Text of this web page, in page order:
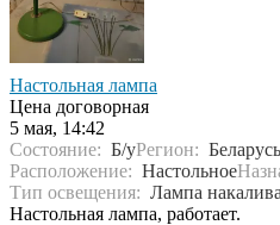
Настольная лампа
Цена договорная
5 мая, 14:42
Состояние: Б/уРегион: Беларусь
Расположение: Настольное
Тип освещения: Лампа
Настольная лампа, работает.